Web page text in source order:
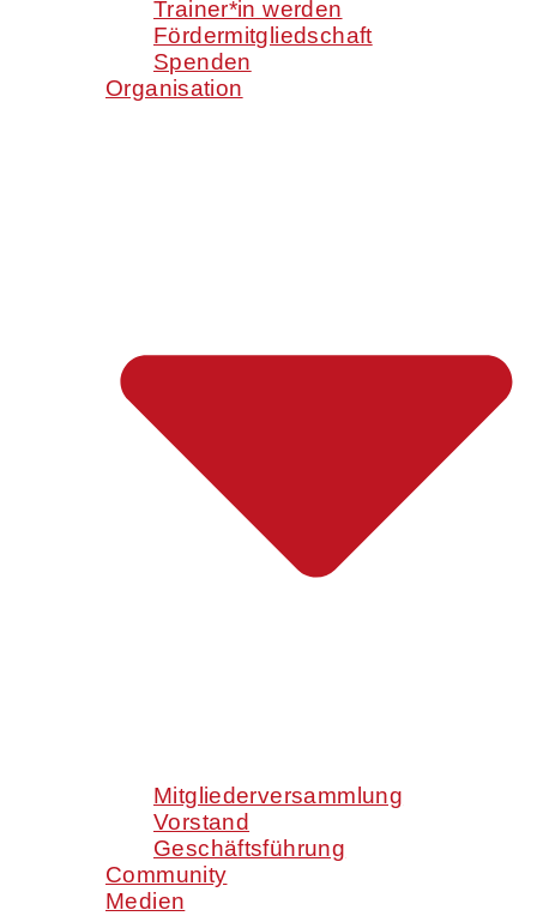
Trainer*in werden
Fördermitgliedschaft
Spenden
Organisation
Mitgliederversammlung
Vorstand
Geschäftsführung
Community
Medien